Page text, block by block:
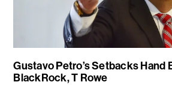
Gustavo Petro’s Setbacks Hand
BlackRock, T Rowe